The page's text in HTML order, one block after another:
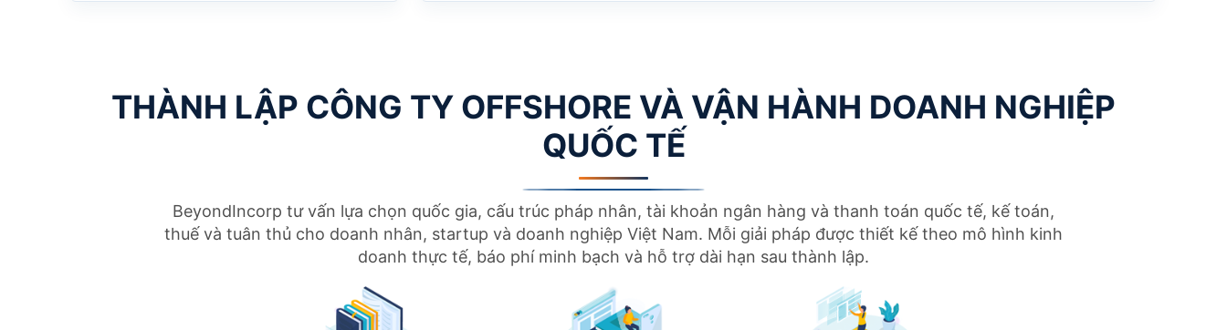
THÀNH LẬP CÔNG TY OFFSHORE VÀ VẬN HÀNH DOANH NGHIỆP
QUỐC TẾ
BeyondIncorp tư vấn lựa chọn quốc gia, cấu trúc pháp nhân, tài khoản ngân hàng và thanh toán quốc tế, kế toán,
thuế và tuân thủ cho doanh nhân, startup và doanh nghiệp Việt Nam. Mỗi giải pháp được thiết kế theo mô hình kinh
doanh thực tế, báo phí minh bạch và hỗ trợ dài hạn sau thành lập.